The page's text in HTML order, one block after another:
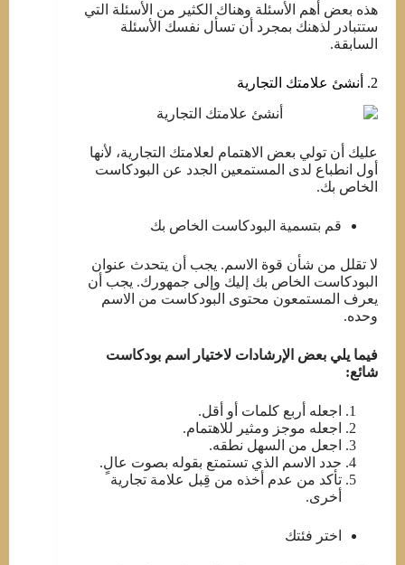
هذه بعض أهم الأسئلة وهناك الكثير من الأسئلة التي
ستتبادر لذهنك بمجرد أن تسأل نفسك الأسئلة
السابقة.
2. أنشئ علامتك التجارية
عليك أن تولي بعض الاهتمام لعلامتك التجارية، لأنها
أول انطباع لدى المستمعين الجدد عن البودكاست
الخاص بك.
قم بتسمية البودكاست الخاص بك
لا تقلل من شأن قوة الاسم. يجب أن يتحدث عنوان
البودكاست الخاص بك إليك وإلى جمهورك. يجب أن
يعرف المستمعون محتوى البودكاست من الاسم
وحده.
فيما يلي بعض الإرشادات لاختيار اسم بودكاست
شائع:
اجعله أربع كلمات أو أقل.
اجعله موجز ومثير للاهتمام.
اجعل من السهل نطقه.
حدد الاسم الذي تستمتع بقوله بصوت عالٍ.
تأكد من عدم أخذه من قِبل علامة تجارية
أخرى.
اختر فئتك